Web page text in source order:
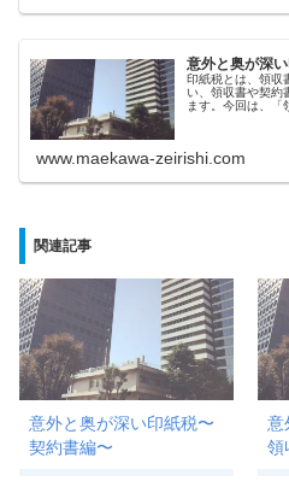
意外と奥が深
印紙税とは、領収
い、領収書や契約
ます。今回は、「
www.maekawa-zeirishi.com
関連記事
意外と奥が深い印紙税〜
契約書編〜
意
領